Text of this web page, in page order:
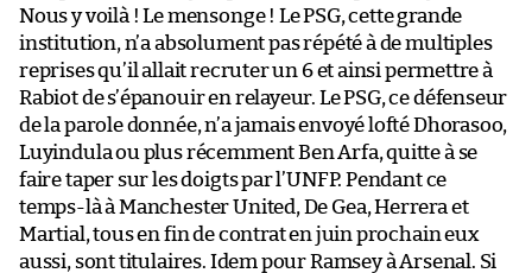
Nous y voilà ! Le mensonge ! Le PSG, cette grande
institution, n’a absolument pas répété à de multiples
reprises qu’il allait recruter un 6 et ainsi permettre à
Rabiot de s’épanouir en relayeur. Le PSG, ce défenseur
de la parole donnée, n’a jamais envoyé lofté Dhorasoo,
Luyindula ou plus récemment Ben Arfa, quitte à se
faire taper sur les doigts par l’UNFP. Pendant ce
temps-là à Manchester United, De Gea, Herrera et
Martial, tous en fin de contrat en juin prochain eux
aussi, sont titulaires. Idem pour Ramsey à Arsenal. Si